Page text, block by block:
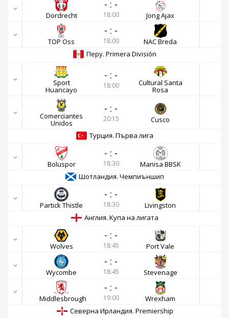
Dordrecht
- : -
18:00 Jong Ajax
TOP Oss
- : -
18:00
NAC Breda
Перу. Primera División
Sport
Huancayo
- : -
18:00 Cultural Santa
Rosa
Comerciantes
Unidos
- : -
20:15
Cusco
Турция. Първа лига
Boluspor
- : -
18:30
Manisa BBSK
Шотландия. Чемпиъншип
Partick Thistle
- : -
18:30
Livingston
Англия. Купа на лигата
Wolves
- : -
18:45 Port Vale
Wycombe
- : -
18:45 Stevenage
Middlesbrough
- : -
19:00
Wrexham
Северна Ирландия. Premiership